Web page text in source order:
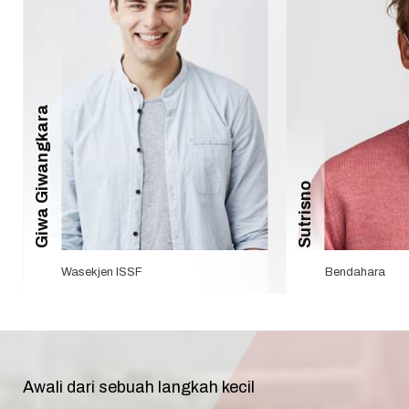
secara berkala melalui menu Pusat Informasi di
website resmi kami atau dengan menghubungi
sekretariat ISSF.
Sutrisno
Bendahara
Jajang S
Pengawas
Awali dari sebuah langkah kecil